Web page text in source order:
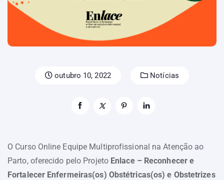
outubro 10, 2022 Notícias
O Curso Online Equipe Multiprofissional na Atenção ao
Parto, oferecido pelo Projeto Enlace – Reconhecer e
Fortalecer Enfermeiras(os) Obstétricas(os) e Obstetrizes